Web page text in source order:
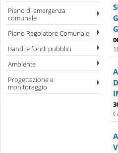
Piano di emergenza
comunale
Piano Regolatore Comunale
Bandi e fondi pubblici
Ambiente
Progettazione e
monitoraggio